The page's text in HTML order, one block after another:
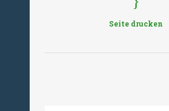
Seite drucken